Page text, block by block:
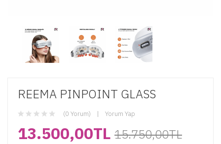
REEMA PINPOINT GLASS
(0 Yorum) Yorum Yap
13.500,00TL 15.750,00TL